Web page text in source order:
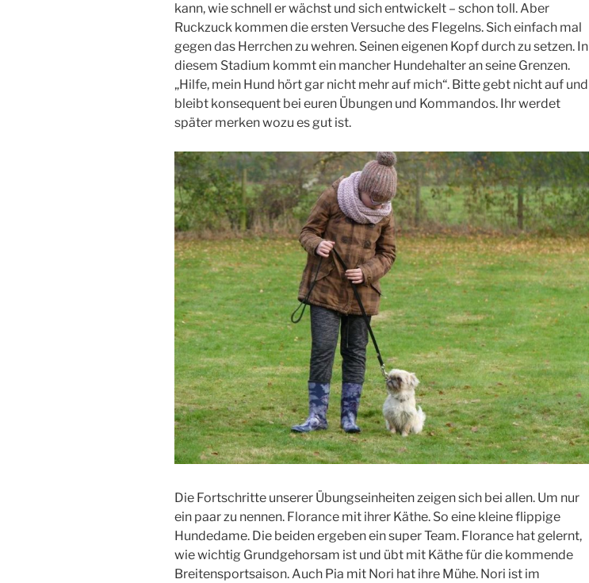
kann, wie schnell er wächst und sich entwickelt – schon toll. Aber
Ruckzuck kommen die ersten Versuche des Flegelns. Sich einfach mal
gegen das Herrchen zu wehren. Seinen eigenen Kopf durch zu setzen. In
diesem Stadium kommt ein mancher Hundehalter an seine Grenzen.
„Hilfe, mein Hund hört gar nicht mehr auf mich“. Bitte gebt nicht auf und
bleibt konsequent bei euren Übungen und Kommandos. Ihr werdet
später merken wozu es gut ist.
Die Fortschritte unserer Übungseinheiten zeigen sich bei allen. Um nur
ein paar zu nennen. Florance mit ihrer Käthe. So eine kleine flippige
Hundedame. Die beiden ergeben ein super Team. Florance hat gelernt,
wie wichtig Grundgehorsam ist und übt mit Käthe für die kommende
Breitensportsaison. Auch Pia mit Nori hat ihre Mühe. Nori ist im